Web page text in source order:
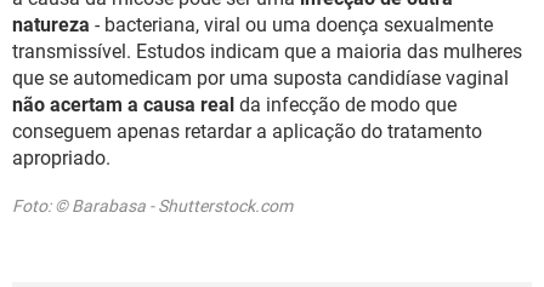
natureza - bacteriana, viral ou uma doença sexualmente
transmissível. Estudos indicam que a maioria das mulheres
que se automedicam por uma suposta candidíase vaginal
não acertam a causa real da infecção de modo que
conseguem apenas retardar a aplicação do tratamento
apropriado.
Foto: © Barabasa - Shutterstock.com